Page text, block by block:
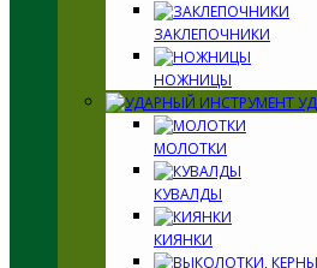
ЗАКЛЕПОЧНИКИ
НОЖНИЦЫ
МОЛОТКИ
КУВАЛДЫ
КИЯНКИ